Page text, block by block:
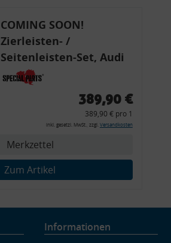
COMING SOON!
Zierleisten- /
Seitenleisten-Set, Audi
80 Cabrio, Coupe, S2, (6x
Zierleiste, 2x Kappe,
Montagewerkzeug)
389,90 €
389,90 € pro 1
inkl. gesetzl. MwSt., zzgl. Versandkosten
Merkzettel
Zum Artikel
Informationen